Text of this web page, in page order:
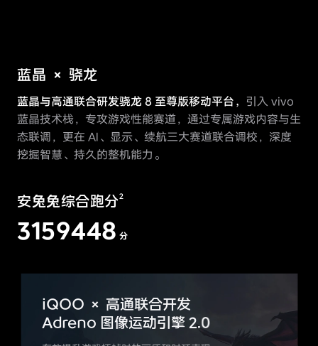
蓝晶 × 骁龙
蓝晶与高通联合研发骁龙 8 至尊版移动平台， 引入 vivo
蓝晶技术栈，专攻游戏性能赛道，通过专属游戏内容与生
态联调，更在 Al、显示、续航三大赛道联合调校，深度
挖掘智慧、持久的整机能力。
安兔兔综合跑分2
3159448 分
iQOO × 高通联合开发
Adreno 图像运动引擎 2.0